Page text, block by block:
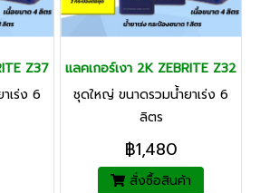
Z3700 Clear Coat ระบบ 2:1
เร่ง 6
แลคเกอร์เงา 2K ZEBRITE
ชุดใหญ่ ขนาดรวมน้ำยาเร่ง 6
ลิตร
฿1,480
สั่งซื้อสินค้า